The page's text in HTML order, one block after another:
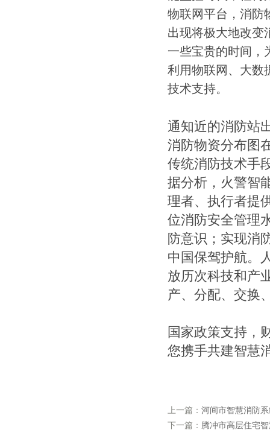
物联网平台，消防
出现将极大地改变
一些宝贵的时间，
利用物联网、大数
技术支持。
通知近的消防站
消防物资分布图
传统消防技术手
据分析，火警智
理者、执行者提
位消防安全管理
防意识；实现消
中国保驾护航。
放历次科技和产
产、分配、交换
国家政策支持，
您携手共建智慧
上一篇： 河间市智慧消防
下一篇： 腾冲市高层住宅